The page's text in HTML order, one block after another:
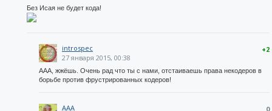
Без Исая не будет кода!
+2
introspec
27 января 2015, 00:38
ААА, жжёшь. Очень рад что ты с нами, отстаиваешь права некодеров в
борьбе против фрустрированных кодеров!
0
AAA